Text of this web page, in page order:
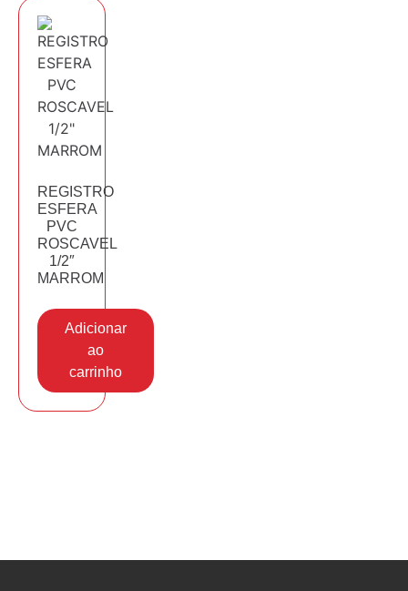
REGISTRO
ESFERA
PVC
ROSCAVEL
1/2″
MARROM
Adicionar
ao
carrinho